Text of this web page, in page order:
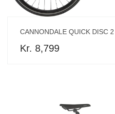
CANNONDALE QUICK DISC
Kr. 8,799